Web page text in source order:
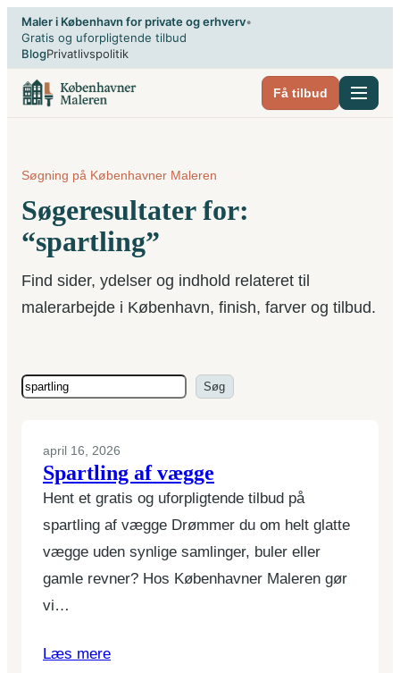
Spring
indhold
Maler i København for private og erhverv•
Gratis og uforpligtende tilbud
BlogPrivatlivspolitik
Få tilbud
Søgning på Københavner Maleren
Søgeresultater for:
“spartling”
Find sider, ydelser og indhold relateret til
malerarbejde i København, finish, farver og tilbud.
Søg Søg
april 16, 2026
Spartling af vægge
Hent et gratis og uforpligtende tilbud på
spartling af vægge Drømmer du om helt glatte
vægge uden synlige samlinger, buler eller
gamle revner? Hos Københavner Maleren gør
vi…
Læs mere